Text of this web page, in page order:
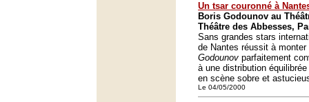
Un tsar couronné à
Boris Godounov au
Théâtre des Abbesses,
Sans grandes stars
de Nantes réussit à
Godounov parfaitement
à une distribution
en scène sobre et
Le 04/05/2000